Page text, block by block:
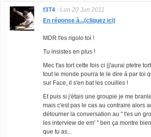
f3T4- Lun 20 Jun 2011
En réponse à...(cliquez ici)
MDR t'es rigolo toi !
Tu insistes en plus !
Mec t'as tort cette fois ci (j'aurai ptetre
tout le monde pourra te le dire à par toi
sur Face, il s'en bat les couilles !
Et puis si j'étais une groupie je me
mais c'est pas le cas au contraire alors
détourner la conversation au " t'es un
les interview de em' " ben ça montre
que tu as...